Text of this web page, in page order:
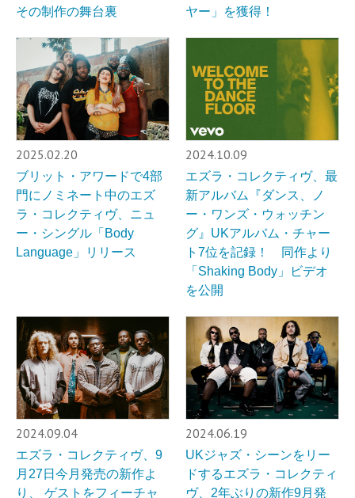
その制作の舞台裏
ヤー」を獲得！
2025.02.20
ブリット・アワードで4部
門にノミネート中のエズ
ラ・コレクティヴ、ニュ
ー・シングル「Body
Language」リリース
2024.10.09
エズラ・コレクティヴ、最
新アルバム『ダンス、ノ
ー・ワンズ・ウォッチン
グ』UKアルバム・チャー
ト7位を記録！ 同作より
「Shaking Body」ビデオ
を公開
2024.09.04
エズラ・コレクティヴ、9
月27日今月発売の新作よ
り、 ゲストをフィーチャ
2024.06.19
UKジャズ・シーンをリー
ドするエズラ・コレクティ
ヴ、2年ぶりの新作9月発